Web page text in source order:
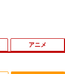
アニメ